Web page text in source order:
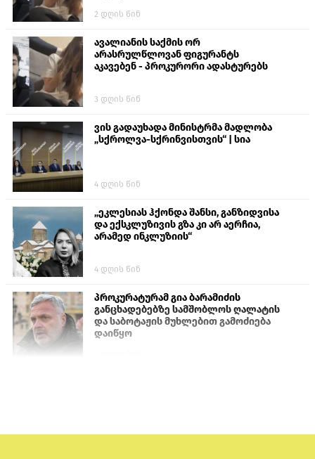
თავს დასხმოდა გიგა ავალიანს“
2 დღის წინ
ავალიანის საქმის ორ
არასრულწლოვან ფიგურანტს
აკავებენ - პროკურორი ადასტურებს
3 დღის წინ
ვის გადაუხადა მინისტრმა მადლობა
„სქროლვა-სქრინვისთვის“ | სია
4 დღის წინ
„ეკლესიას ჰქონდა შანსი, განზიდვისა
და ექსკლუზივის გზა კი არ აერჩია,
არამედ ინკლუზიის“
4 დღის წინ
პროკურატურამ გია ბარამიძის
განცხადებებზე სამშობლოს ღალატის
და საბოტაჟის მუხლებით გამოძიება
დაიწყო